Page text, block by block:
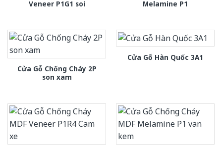
Veneer P1G1 soi
Melamine P1
Cửa Gỗ Chống Cháy 2P
son xam
Cửa Gỗ Hàn Quốc 3A1